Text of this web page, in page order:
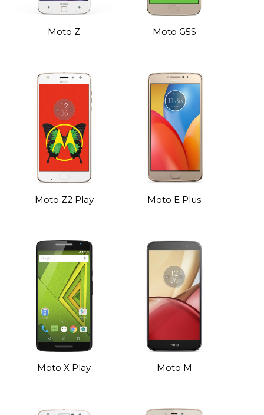
Moto Z Moto G5S
Moto Z2 Play Moto E Plus
Moto X Play Moto M